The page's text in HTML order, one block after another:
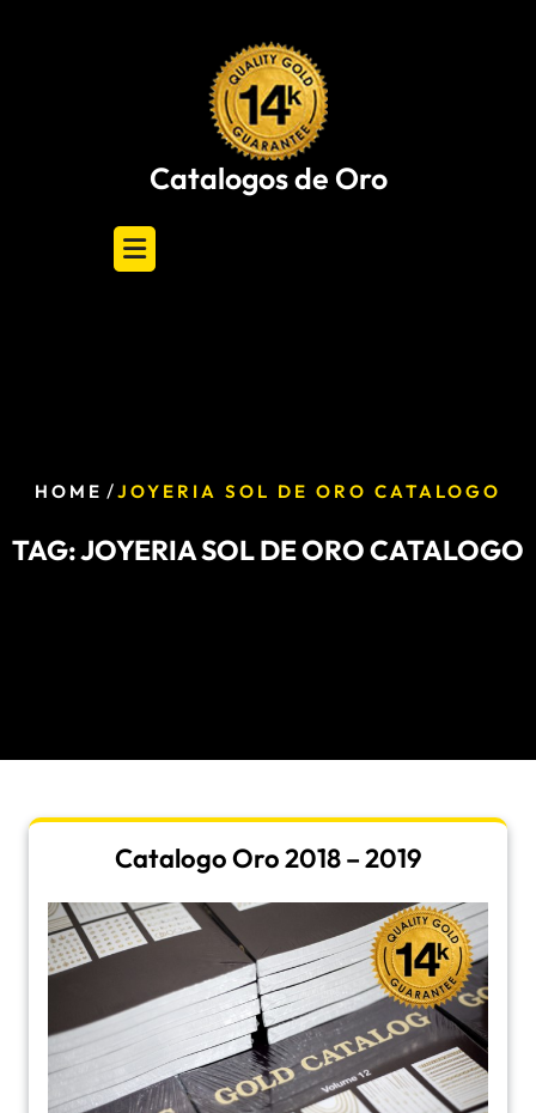
Catalogos de Oro
HOME /JOYERIA SOL DE ORO CATALOGO
TAG:JOYERIA SOL DE ORO CATALOGO
Catalogo Oro 2018 – 2019